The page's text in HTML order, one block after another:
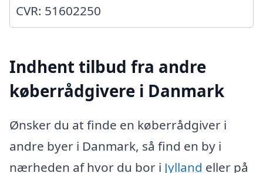
CVR: 51602250
Indhent tilbud fra andre
køberrådgivere i Danmark
Ønsker du at finde en køberrådgiver i
andre byer i Danmark, så find en by i
nærheden af hvor du bor i Jylland eller på